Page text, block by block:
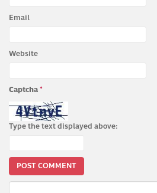
Email
Website
Captcha*
Type the text displayed above: